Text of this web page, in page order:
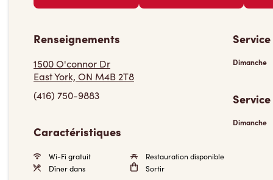
Renseignements
1500 O'connor Dr
East York, ON M4B 2T8
(416) 750-9883
Caractéristiques
Wi-Fi gratuit
Restauration disponible
Dîner dans
Sortir
Dimanche
Dimanche